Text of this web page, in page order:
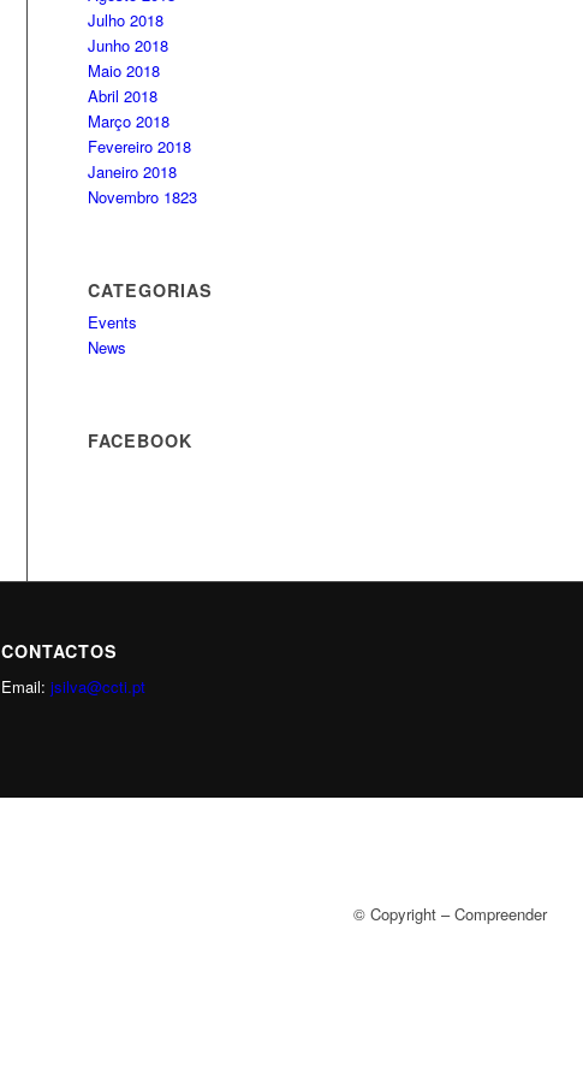
Julho 2018
Junho 2018
Maio 2018
Abril 2018
Março 2018
Fevereiro 2018
Janeiro 2018
Novembro 1823
CATEGORIAS
Events
News
FACEBOOK
CONTACTOS
Email:jsilva@ccti.pt
© Copyright – Compreender